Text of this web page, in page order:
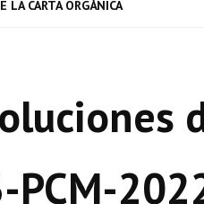
LA CARTA ORGÁNICA
PCM-